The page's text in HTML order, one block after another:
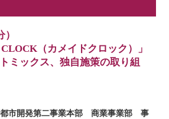
（カメイドクロック）」
ミックス、独自施策の取り組
市開発第二事業本部 商業事業部 事